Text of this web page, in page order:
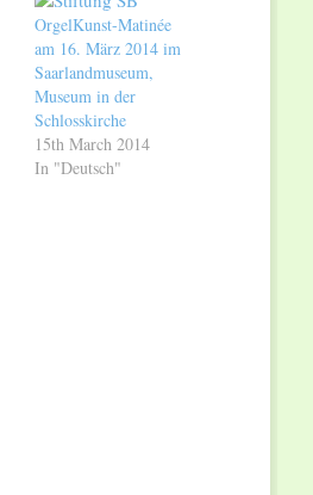
OrgelKunst-Matinée
am 16. März 2014 im
Saarlandmuseum,
Museum in der
Schlosskirche
15th March 2014
In "Deutsch"